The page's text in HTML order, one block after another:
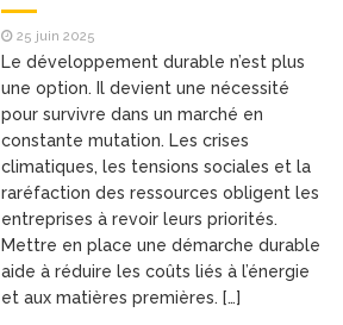
25 juin 2025
Le développement durable n’est plus
une option. Il devient une nécessité
pour survivre dans un marché en
constante mutation. Les crises
climatiques, les tensions sociales et la
raréfaction des ressources obligent les
entreprises à revoir leurs priorités.
Mettre en place une démarche durable
aide à réduire les coûts liés à l’énergie
et aux matières premières. […]